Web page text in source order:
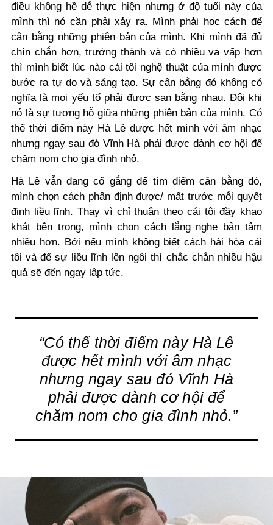
điều không hề dễ thực hiện nhưng ở độ tuổi này của
mình thì nó cần phải xảy ra. Mình phải học cách để
cân bằng những phiên bản của mình. Khi mình đã đủ
chín chắn hơn, trưởng thành và có nhiều va vấp hơn
thì mình biết lúc nào cái tôi nghệ thuật của mình được
bước ra tự do và sáng tạo. Sự cân bằng đó không có
nghĩa là mọi yếu tố phải được san bằng nhau. Đôi khi
nó là sự tương hỗ giữa những phiên bản của mình. Có
thể thời điểm này Hà Lê được hết mình với âm nhạc
nhưng ngay sau đó Vĩnh Hà phải được dành cơ hội để
chăm nom cho gia đình nhỏ.
Hà Lê vẫn đang cố gắng để tìm điểm cân bằng đó,
mình chọn cách phân định được/ mất trước mỗi quyết
định liều lĩnh. Thay vì chỉ thuận theo cái tôi đầy khao
khát bên trong, mình chọn cách lắng nghe bản tâm
nhiều hơn. Bởi nếu mình không biết cách hài hòa cái
tôi và để sự liều lĩnh lên ngôi thì chắc chắn nhiều hậu
quả sẽ đến ngay lập tức.
“Có thể thời điểm này Hà Lê
được hết mình với âm nhạc
nhưng ngay sau đó Vĩnh Hà
phải được dành cơ hội để
chăm nom cho gia đình nhỏ.”